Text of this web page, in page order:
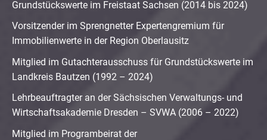
Grundstückswerte im Freistaat Sachsen (2014 bis 2024)
Vorsitzender im Sprengnetter Expertengremium für
Immobilienwerte in der Region Oberlausitz
Mitglied im Gutachterausschuss für Grundstückswerte im
Landkreis Bautzen (1992 – 2024)
Lehrbeauftragter an der Sächsischen Verwaltungs- und
Wirtschaftsakademie Dresden – SVWA (2006 – 2022)
Mitglied im Programbeirat der